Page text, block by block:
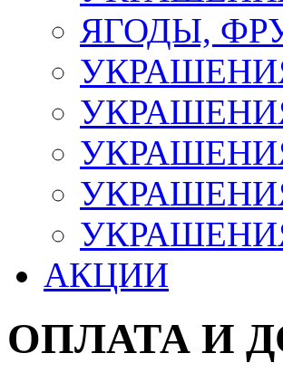
ЯГОДЫ,
АКЦИИ
ОПЛАТА И